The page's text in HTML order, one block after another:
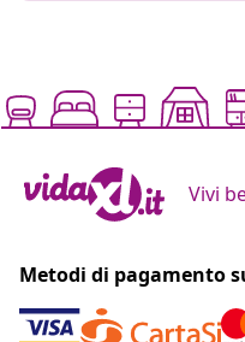
Vivi
Metodi di pagamento